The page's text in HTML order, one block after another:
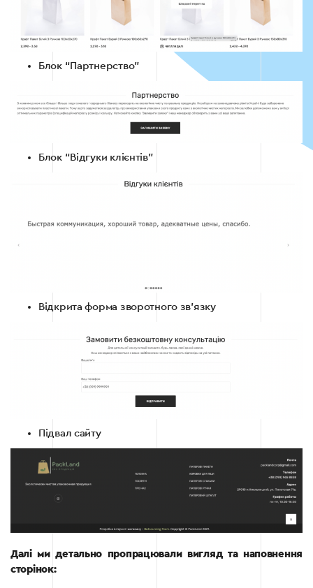
Блок “Партнерство”
Блок “Відгуки клієнтів”
Відкрита форма зворотного зв’язку
Підвал сайту
Далі ми детально пропрацювали вигляд та наповнення
сторінок: